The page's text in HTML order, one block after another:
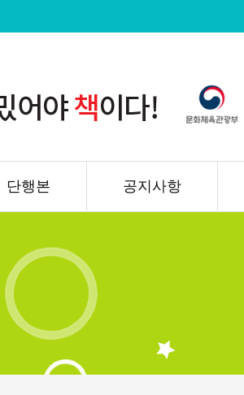
단행본 공지사항